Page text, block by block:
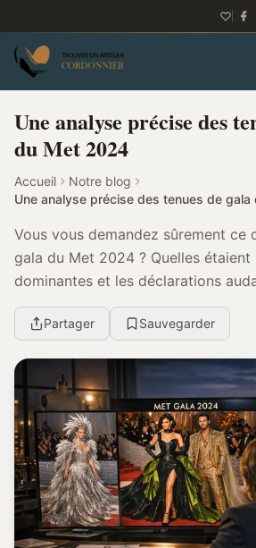
Une analyse précise des
du Met 2024
Accueil
Notre blog
Une analyse précise des tenues de
Vous vous demandez sûrement ce
gala du Met 2024 ? Quelles étaient
dominantes et les déclarations
moi vous guider dans cette analyse
Partager Sauvegarder